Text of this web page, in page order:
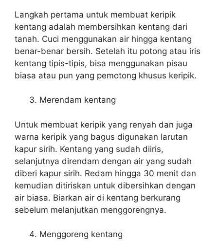
Langkah pertama untuk membuat keripik
kentang adalah membersihkan kentang dari
tanah. Cuci menggunakan air hingga kentang
benar-benar bersih. Setelah itu potong atau iris
kentang tipis-tipis, bisa menggunakan pisau
biasa atau pun yang pemotong khusus keripik.
Merendam kentang
Untuk membuat keripik yang renyah dan juga
warna keripik yang bagus digunakan larutan
kapur sirih. Kentang yang sudah diiris,
selanjutnya direndam dengan air yang sudah
diberi kapur sirih. Redam hingga 30 menit dan
kemudian ditiriskan untuk dibersihkan dengan
air biasa. Biarkan air di kentang berkurang
sebelum melanjutkan menggorengnya.
Menggoreng kentang